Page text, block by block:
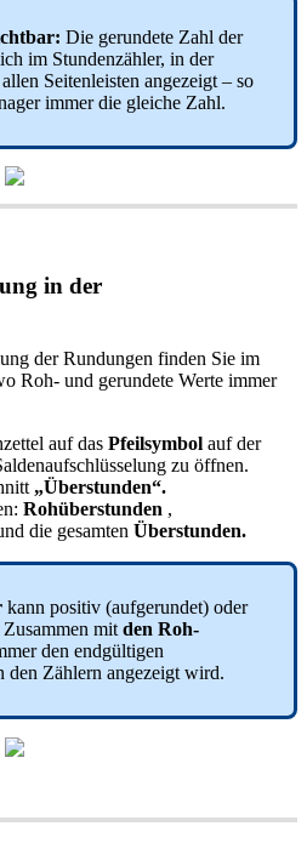
: Die gerundete Zahl der
im Stundenzähler, in der
allen Seitenleisten angezeigt – so
immer die gleiche Zahl.
in der
der Rundungen finden Sie im
Roh- und gerundete Werte immer
auf das Pfeilsymbol auf der
üsselung zu öffnen.
„Überstunden“.
: Rohüberstunden ,
die gesamten Überstunden.
kann positiv (aufgerundet) oder
Zusammen mit den Roh-
den endgültigen
den Zählern angezeigt wird.